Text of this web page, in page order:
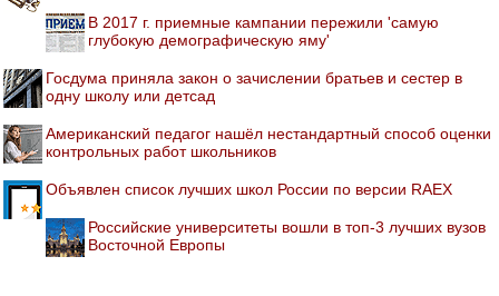
В 2017 г. приемные кампании пережили 'самую
глубокую демографическую яму'
Госдума приняла закон о зачислении братьев и сестер в
одну школу или детсад
Американский педагог нашёл нестандартный способ оценки
контрольных работ школьников
Объявлен список лучших школ России по версии RAEX
Российские университеты вошли в топ-3 лучших вузов
Восточной Европы